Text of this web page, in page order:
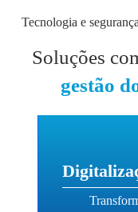
Tecnologia e
Soluções
gestão